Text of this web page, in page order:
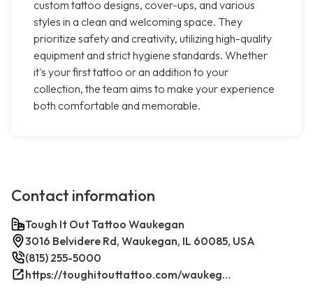
custom tattoo designs, cover-ups, and various
styles in a clean and welcoming space. They
prioritize safety and creativity, utilizing high-quality
equipment and strict hygiene standards. Whether
it's your first tattoo or an addition to your
collection, the team aims to make your experience
both comfortable and memorable.
Contact information
Tough It Out Tattoo Waukegan
3016 Belvidere Rd, Waukegan, IL 60085, USA
(815) 255-5000
https://toughitouttattoo.com/waukegan/